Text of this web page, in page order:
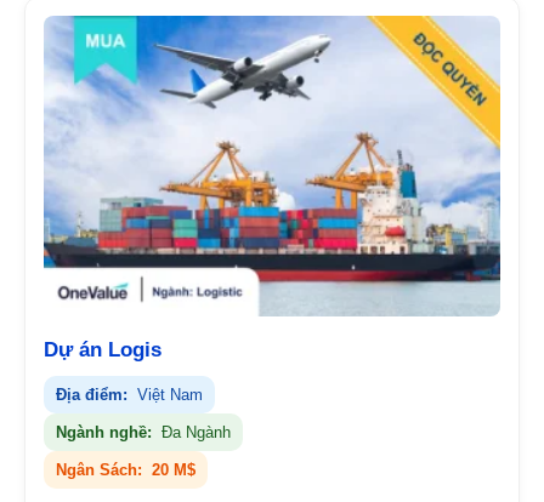
Dự án Logis
Địa điểm: Việt Nam
Ngành nghề: Đa Ngành
Ngân Sách: 20 M$